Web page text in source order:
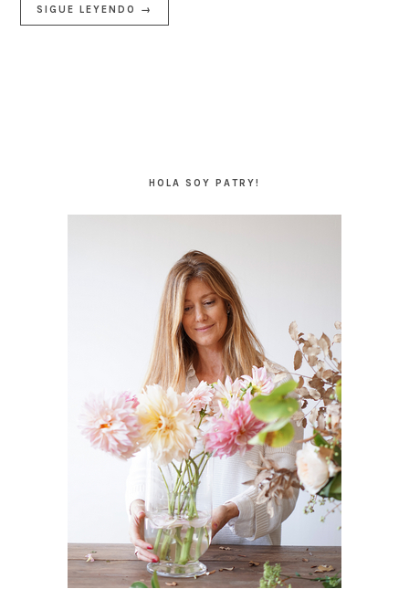
SIGUE LEYENDO →
HOLA SOY PATRY!